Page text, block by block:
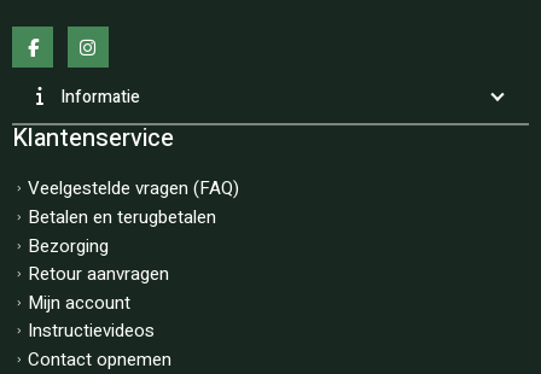
Informatie
Klantenservice
Veelgestelde vragen (FAQ)
Betalen en terugbetalen
Bezorging
Retour aanvragen
Mijn account
Instructievideos
Contact opnemen